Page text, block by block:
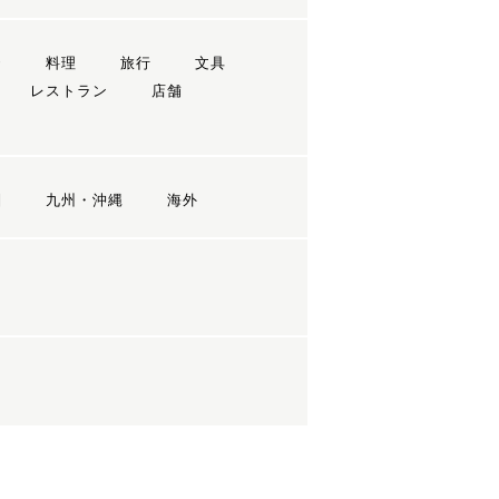
料理 旅行
文具
レストラン
店舗
九州・沖縄 海外